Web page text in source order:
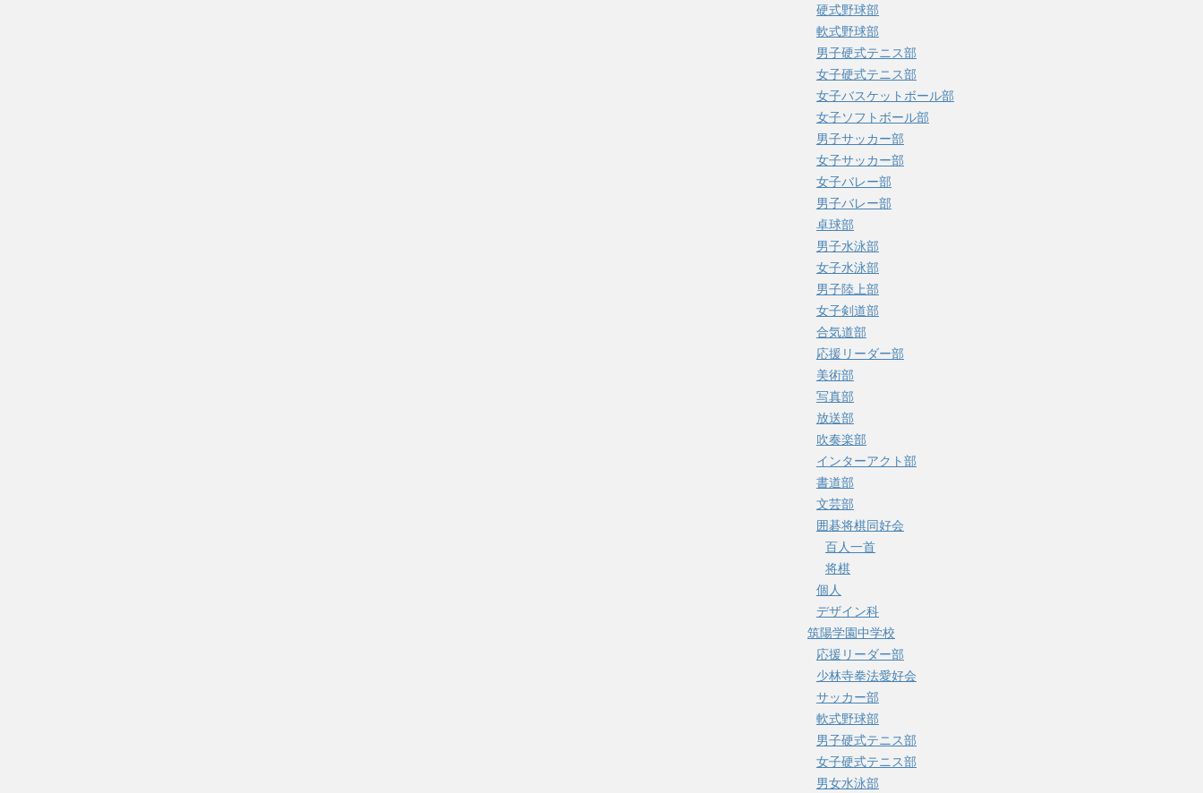
硬式野球部
軟式野球部
男子硬式テニス部
女子硬式テニス部
女子バスケットボール部
女子ソフトボール部
男子サッカー部
女子サッカー部
女子バレー部
男子バレー部
卓球部
男子水泳部
女子水泳部
男子陸上部
女子剣道部
合気道部
応援リーダー部
美術部
写真部
放送部
吹奏楽部
インターアクト部
書道部
文芸部
囲碁将棋同好会
百人一首
将棋
個人
デザイン科
筑陽学園中学校
応援リーダー部
少林寺拳法愛好会
サッカー部
軟式野球部
男子硬式テニス部
女子硬式テニス部
男女水泳部